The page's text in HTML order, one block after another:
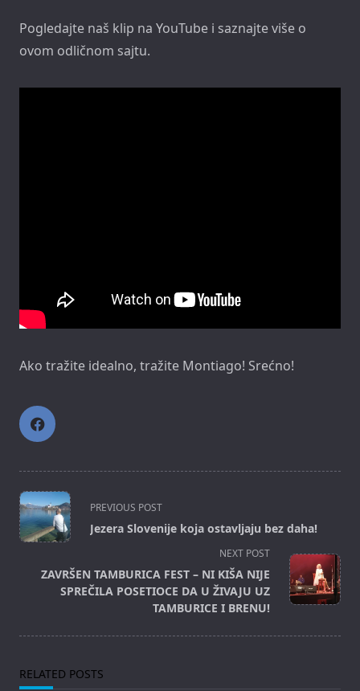
Pogledajte naš klip na YouTube i saznajte više o
ovom odličnom sajtu.
Ako tražite idealno, tražite Montiago! Srećno!
<span
class="nav-
subtitle
reader-
text">Page</span>
PREVIOUS POST
Jezera Slovenije koja ostavljaju bez daha!
NEXT POST
ZAVRŠEN TAMBURICA FEST – NI KIŠA NIJE
SPREČILA POSETIOCE DA U ŽIVAJU UZ
TAMBURICE I BRENU!
RELATED POSTS